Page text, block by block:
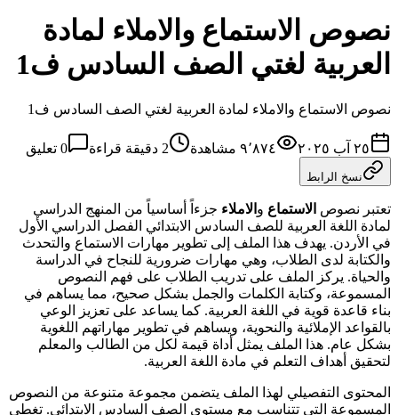
نصوص الاستماع والاملاء لمادة
العربية لغتي الصف السادس ف1
نصوص الاستماع والاملاء لمادة العربية لغتي الصف السادس ف1
٢٥ آب ٢٠٢٥ ٩٬٨٧٤ مشاهدة 2 دقيقة قراءة 0 تعليق
نسخ الرابط
تعتبر نصوص الاستماع و الاملاء جزءاً أساسياً من المنهج الدراسي
لمادة اللغة العربية للصف السادس الابتدائي الفصل الدراسي الأول
في الأردن. يهدف هذا الملف إلى تطوير مهارات الاستماع والتحدث
والكتابة لدى الطلاب، وهي مهارات ضرورية للنجاح في الدراسة
والحياة. يركز الملف على تدريب الطلاب على فهم النصوص
المسموعة، وكتابة الكلمات والجمل بشكل صحيح، مما يساهم في
بناء قاعدة قوية في اللغة العربية. كما يساعد على تعزيز الوعي
بالقواعد الإملائية والنحوية، ويساهم في تطوير مهاراتهم اللغوية
بشكل عام. هذا الملف يمثل أداة قيمة لكل من الطالب والمعلم
لتحقيق أهداف التعلم في مادة اللغة العربية.
المحتوى التفصيلي لهذا الملف يتضمن مجموعة متنوعة من النصوص
المسموعة التي تتناسب مع مستوى الصف السادس الابتدائي. تغطي